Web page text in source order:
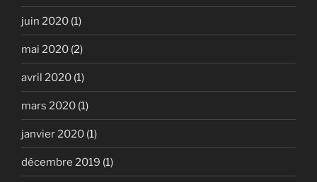
juin 2020 (1)
mai 2020 (2)
avril 2020 (1)
mars 2020 (1)
janvier 2020 (1)
décembre 2019 (1)